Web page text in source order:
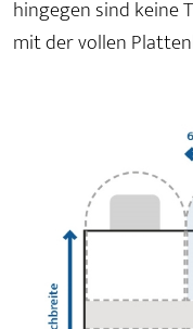
hingegen sind keine
mit der vollen